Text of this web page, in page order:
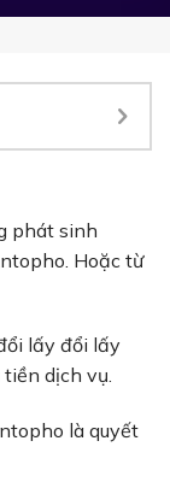
phát sinh
Hoặc từ
lấy đổi lấy
dịch vụ.
là quyết